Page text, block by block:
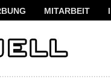
MITARBEIT